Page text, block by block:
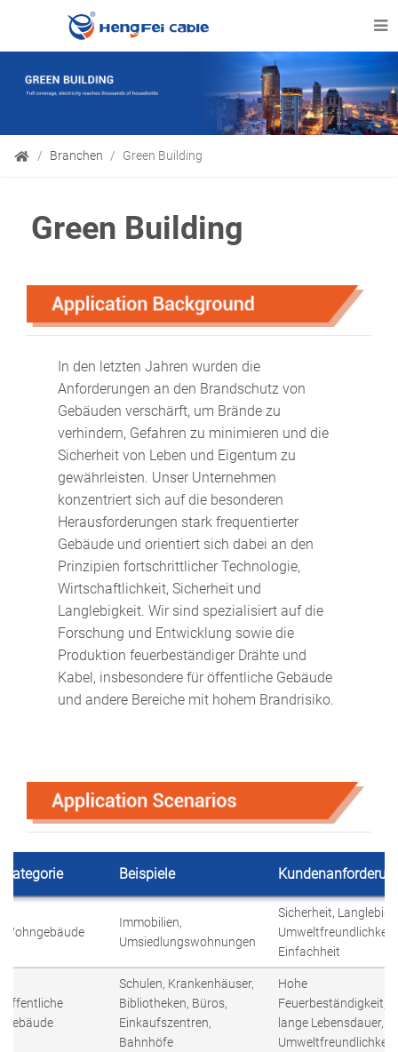
Branchen Green Building
Green Building
In den letzten Jahren wurden die
Anforderungen an den Brandschutz von
Gebäuden verschärft, um Brände zu
verhindern, Gefahren zu minimieren und die
Sicherheit von Leben und Eigentum zu
gewährleisten. Unser Unternehmen
konzentriert sich auf die besonderen
Herausforderungen stark frequentierter
Gebäude und orientiert sich dabei an den
Prinzipien fortschrittlicher Technologie,
Wirtschaftlichkeit, Sicherheit und
Langlebigkeit. Wir sind spezialisiert auf die
Forschung und Entwicklung sowie die
Produktion feuerbeständiger Drähte und
Kabel, insbesondere für öffentliche Gebäude
und andere Bereiche mit hohem Brandrisiko.
Kategorie Beispiele
Wohngebäude
Immobilien,
Umsiedlungswohnungen
Sicherheit,
Umweltfreundlichkeit,
Einfachheit
Öffentliche
Gebäude
Schulen, Krankenhäuser,
Bibliotheken, Büros,
Einkaufszentren,
Bahnhöfe
Hohe
Feuerbeständigkeit,
lange Lebensdauer,
Umweltfreundlichkeit